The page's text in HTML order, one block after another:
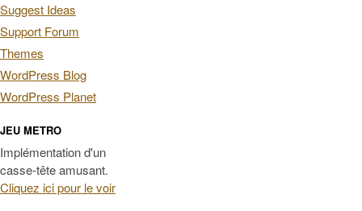
Suggest Ideas
Support Forum
Themes
WordPress Blog
WordPress Planet
JEU METRO
Implémentation d'un
casse-tête amusant.
Cliquez ici pour le voir